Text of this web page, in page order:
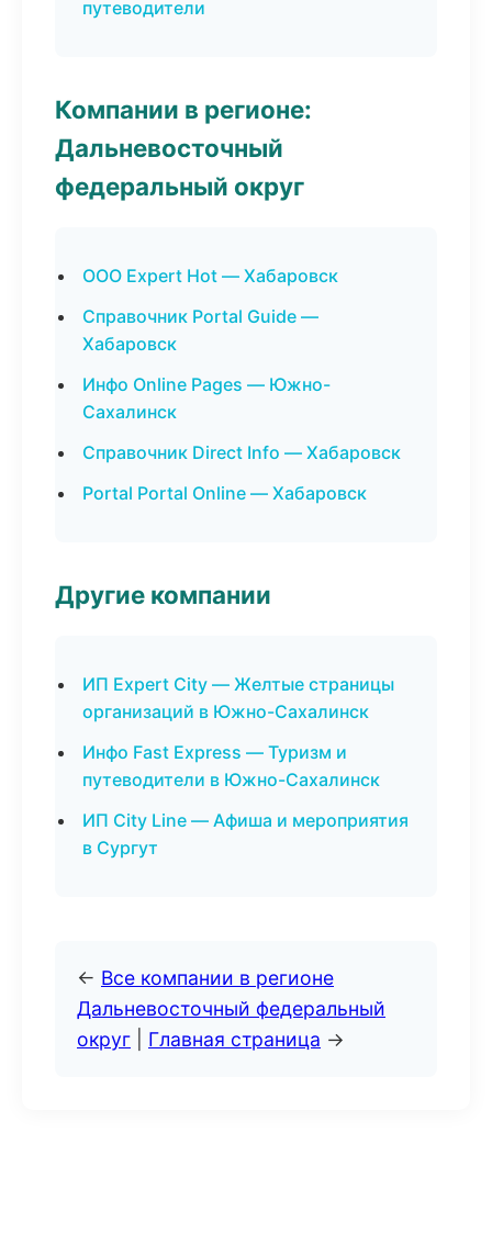
путеводители
Компании в регионе:
Дальневосточный
федеральный округ
ООО Expert Hot — Хабаровск
Справочник Portal Guide —
Хабаровск
Инфо Online Pages — Южно-
Сахалинск
Справочник Direct Info — Хабаровск
Portal Portal Online — Хабаровск
Другие компании
ИП Expert City — Желтые страницы
организаций в Южно-Сахалинск
Инфо Fast Express — Туризм и
путеводители в Южно-Сахалинск
ИП City Line — Афиша и мероприятия
в Сургут
← Все компании в регионе
Дальневосточный федеральный
округ
Главная страница →